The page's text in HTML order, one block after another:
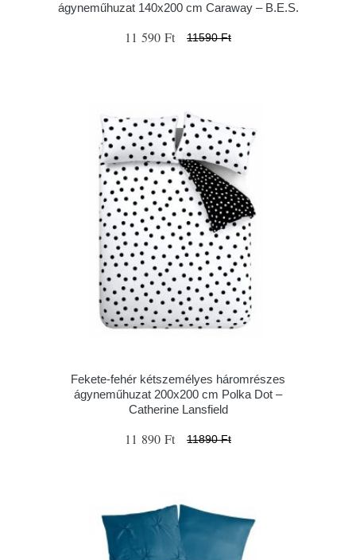
ágyneműhuzat 140x200 cm Caraway – B.E.S.
11 590 Ft 11590 Ft
Fekete-fehér kétszemélyes háromrészes
ágyneműhuzat 200x200 cm Polka Dot –
Catherine Lansfield
11 890 Ft 11890 Ft